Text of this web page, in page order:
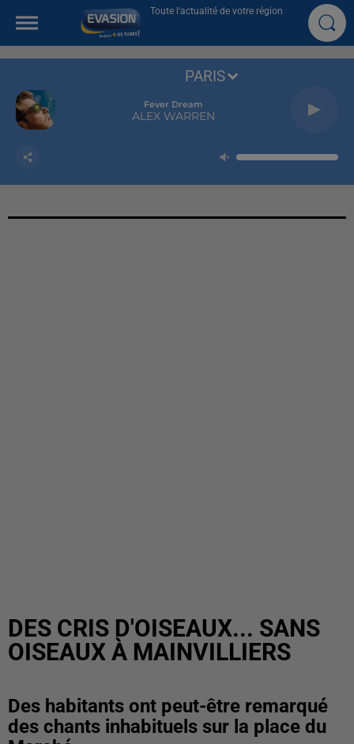
Toute l'actualité de votre région
Fever Dream
ALEX WARREN
PARIS
DES CRIS D'OISEAUX... SANS
OISEAUX À MAINVILLIERS
Des habitants ont peut-être remarqué
des chants inhabituels sur la place du